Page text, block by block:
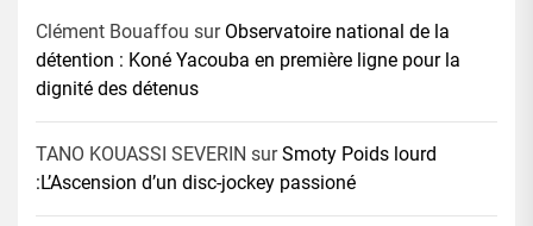
Clément Bouaffou sur Observatoire national de la
détention : Koné Yacouba en première ligne pour la
dignité des détenus
TANO KOUASSI SEVERIN surSmoty Poids lourd
:L’Ascension d’un disc-jockey passioné